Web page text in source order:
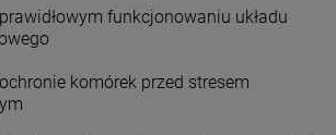
funkcjonowaniu układu
komórek przed stresem